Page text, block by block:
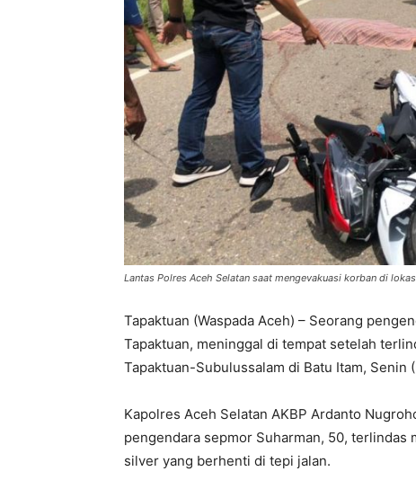
Lantas Polres Aceh Selatan saat mengevakuasi korban di
Tapaktuan (Waspada Aceh) – Seorang
Tapaktuan, meninggal di tempat setelah
Tapaktuan-Subulussalam di Batu Itam, Senin
Kapolres Aceh Selatan AKBP Ardanto
pengendara sepmor Suharman, 50, terlindas
silver yang berhenti di tepi jalan.